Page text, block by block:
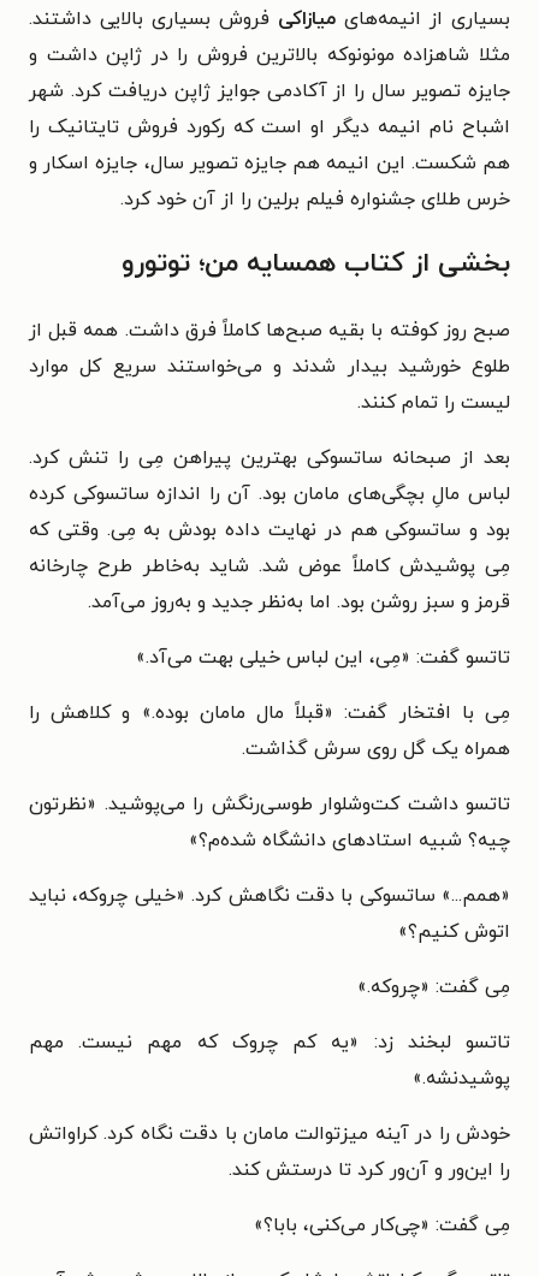
بسیاری از انیمه‌های میازاکی فروش بسیاری بالایی داشتند.
مثلا شاهزاده مونونوکه بالاترین فروش را در ژاپن داشت و
جایزه تصویر سال را از آکادمی جوایز ژاپن دریافت کرد. شهر
اشباح نام انیمه دیگر او است که رکورد فروش تایتانیک را
هم شکست. این انیمه هم جایزه تصویر سال، جایزه اسکار و
خرس طلای جشنواره فیلم برلین را از آن خود کرد.
بخشی از کتاب همسایه من؛ توتورو
صبح روز کوفته با بقیه صبح‌ها کاملاً فرق داشت. همه قبل از
طلوع خورشید بیدار شدند و می‌خواستند سریع کل موارد
لیست را تمام کنند.
بعد از صبحانه ساتسوکی بهترین پیراهن مِی را تنش کرد.
لباس مالِ بچگی‌های مامان بود. آن را اندازه ساتسوکی کرده
بود و ساتسوکی هم در نهایت داده بودش به مِی. وقتی که
مِی پوشیدش کاملاً عوض شد. شاید به‌خاطر طرح چارخانه
قرمز و سبز روشن بود. اما به‌نظر جدید و به‌روز می‌آمد.
تاتسو گفت: «مِی، این لباس خیلی بهت می‌آد.»
مِی با افتخار گفت: «قبلاً مال مامان بوده.» و کلاهش را
همراه یک گل روی سرش گذاشت.
تاتسو داشت کت‌وشلوار طوسی‌رنگش را می‌پوشید. «نظرتون
چیه؟ شبیه استادهای دانشگاه شده‌م؟»
«همم...» ساتسوکی با دقت نگاهش کرد. «خیلی چروکه، نباید
اتوش کنیم؟»
مِی گفت: «چروکه.»
تاتسو لبخند زد: «یه کم چروک که مهم نیست. مهم
پوشیدنشه.»
خودش را در آینه میزتوالت مامان با دقت نگاه کرد. کراواتش
را این‌ور و آن‌ور کرد تا درستش کند.
مِی گفت: «چی‌کار می‌کنی، بابا؟»